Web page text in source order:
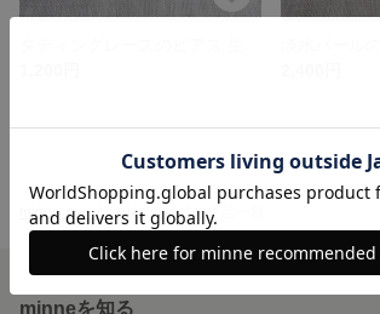
minne ホーム tes' chou! の作品一覧
minneを知る